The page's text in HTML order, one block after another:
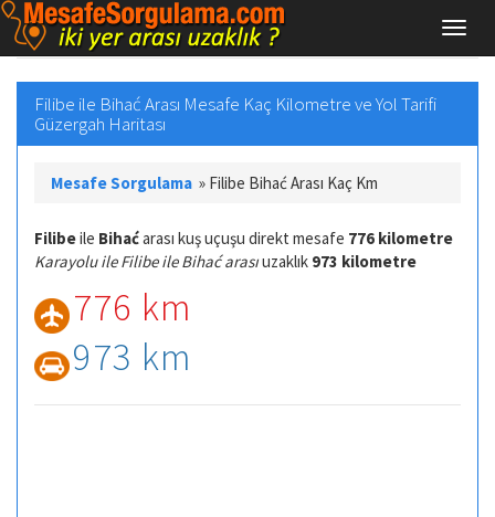
Filibe ile Bihać Arası Mesafe Kaç Kilometre ve Yol Tarifi
Güzergah Haritası
Mesafe Sorgulama » Filibe Bihać Arası Kaç Km
Filibeile Bihaćarası kuş uçuşu direkt mesafe 776 kilometre
Karayolu ile Filibe ile Bihać arasıuzaklık 973 kilometre
776 km
973 km